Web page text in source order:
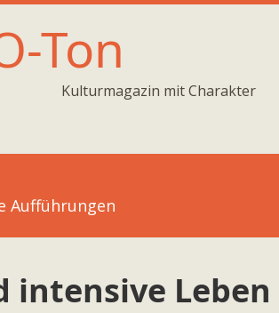
Ton
Kulturmagazin mit Charakter
Aufführungen
intensive